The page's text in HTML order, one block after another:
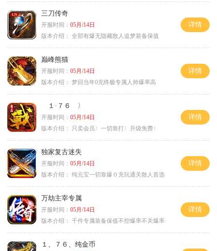
三刀传奇
开服时间： 05月/14日
版本介绍： 全部有爆无隐藏散人追梦装备保值
详情
巅峰熊猫
开服时间： 05月/14日
版本介绍： 梦回当年0充终极专属人帅爆率高
详情
１·７６ 〉
开服时间： 05月/14日
版本介绍：
只卖会员〉一切靠打〉升级免费〉
详情
独家复古迷失
开服时间： 05月/14日
版本介绍： 纯元宝一切靠爆０充玩通关散人首选
详情
万劫主宰专属
开服时间： 05月/14日
版本介绍： 千件专属装备保值不控爆率不关爆率
详情
１、７６、纯金币